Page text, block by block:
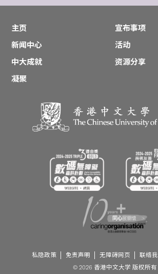
主页
宣布事项
新闻中心
活动
中大成就
资源分享
凝聚
私隐政策 免责声明 无障碍网页 联络
© 2026 香港中文大学 版权所有